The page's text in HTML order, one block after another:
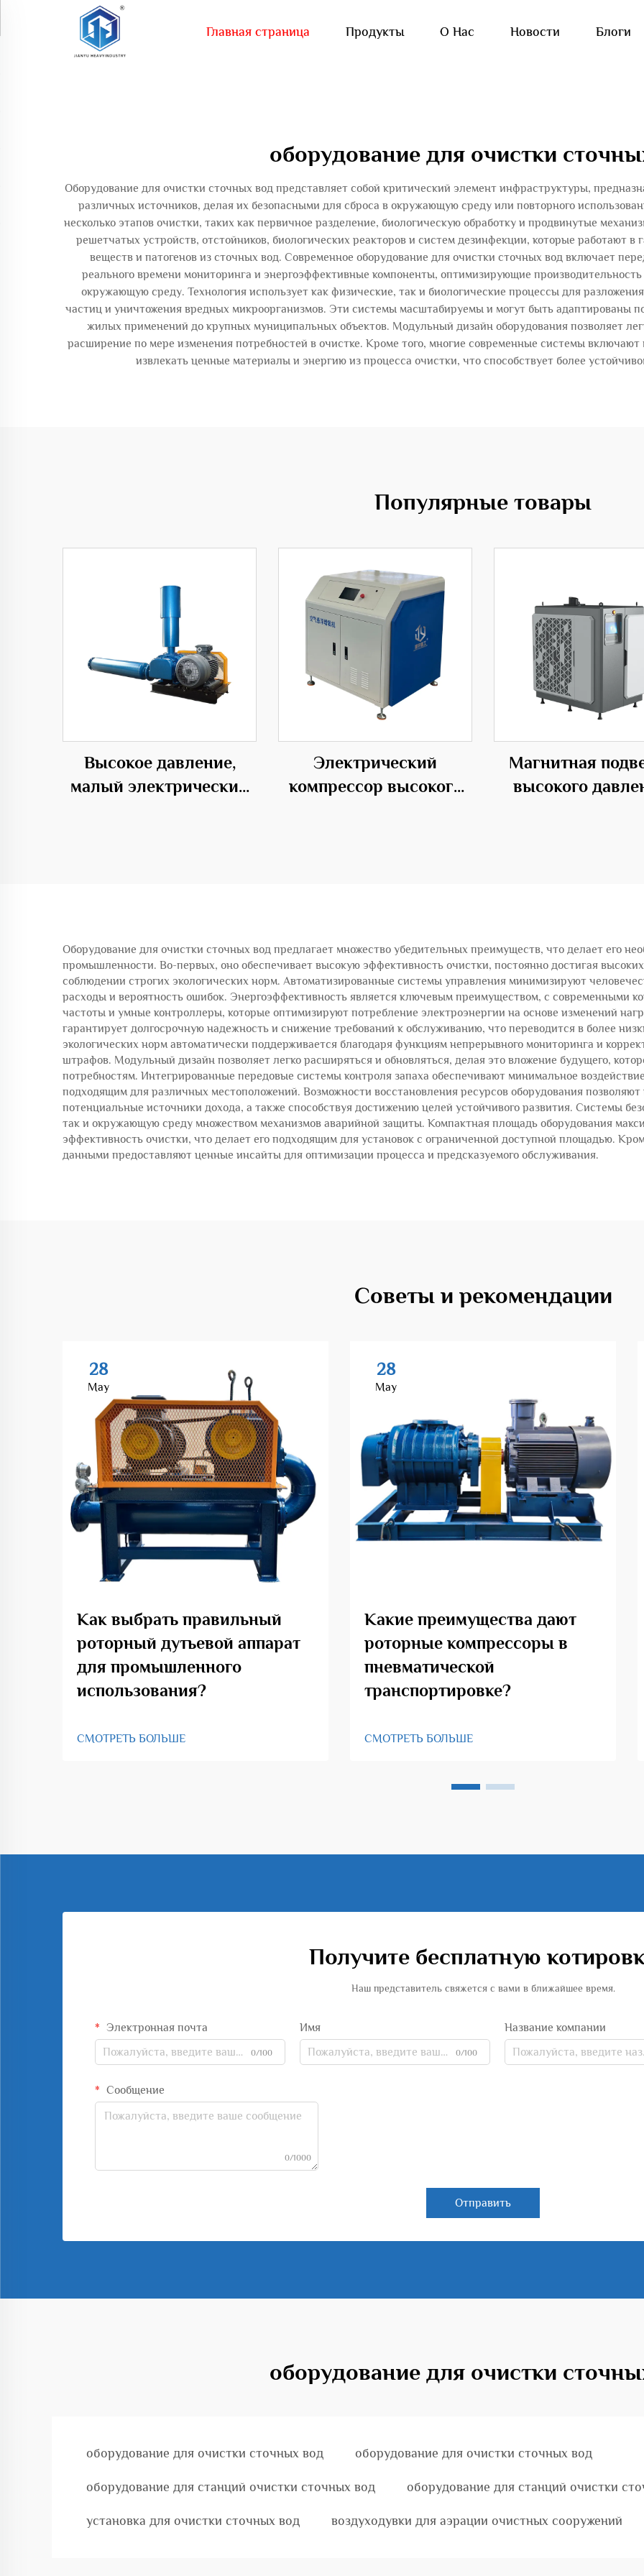
Главная страница Продукты О Нас Новости Блоги
оборудование для очистки
Оборудование для очистки сточных вод представляет собой критический элемент инфраструктуры,
различных источников, делая их безопасными для сброса в окружающую среду или повторного
несколько этапов очистки, таких как первичное разделение, биологическую обработку и продвинутые
решетчатых устройств, отстойников, биологических реакторов и систем дезинфекции, которые работают
веществ и патогенов из сточных вод. Современное оборудование для очистки сточных вод включает
реального времени мониторинга и энергоэффективные компоненты, оптимизирующие
окружающую среду. Технология использует как физические, так и биологические процессы для
частиц и уничтожения вредных микроорганизмов. Эти системы масштабируемы и могут быть адаптированы
жилых применений до крупных муниципальных объектов. Модульный дизайн оборудования позволяет
расширение по мере изменения потребностей в очистке. Кроме того, многие современные системы включают
извлекать ценные материалы и энергию из процесса очистки, что способствует более
Популярные товары
Высокое давление,
малый электрический
Электрический
компрессор высокого
Магнитная
высокого
Оборудование для очистки сточных вод предлагает множество убедительных преимуществ, что делает его
промышленности. Во-первых, оно обеспечивает высокую эффективность очистки, постоянно достигая
соблюдении строгих экологических норм. Автоматизированные системы управления минимизируют
расходы и вероятность ошибок. Энергоэффективность является ключевым преимуществом, с современными
частоты и умные контроллеры, которые оптимизируют потребление электроэнергии на основе изменений
гарантирует долгосрочную надежность и снижение требований к обслуживанию, что переводится в более
экологических норм автоматически поддерживается благодаря функциям непрерывного мониторинга и
штрафов. Модульный дизайн позволяет легко расширяться и обновляться, делая это вложение будущего,
потребностям. Интегрированные передовые системы контроля запаха обеспечивают минимальное
подходящим для различных местоположений. Возможности восстановления ресурсов оборудования
потенциальные источники дохода, а также способствуя достижению целей устойчивого развития. Системы
так и окружающую среду множеством механизмов аварийной защиты. Компактная площадь оборудования
эффективность очистки, что делает его подходящим для установок с ограниченной доступной площадью.
данными предоставляют ценные инсайты для оптимизации процесса и предсказуемого обслуживания.
Советы и рекомендации
28
May
Как выбрать правильный
роторный дутьевой аппарат
для промышленного
использования?
СМОТРЕТЬ БОЛЬШЕ
28
May
Какие преимущества дают
роторные компрессоры в
пневматической
транспортировке?
СМОТРЕТЬ БОЛЬШЕ
Получите бесплатную
Наш представитель свяжется с вами в ближайшее время.
Электронная почта
0/100
Имя
0/100
Название компании
Сообщение
0/1000
Отправить
оборудование для очистки
оборудование для очистки сточных вод оборудование для очистки сточных вод
оборудование для станций очистки сточных вод оборудование для станций очистки
установка для очистки сточных вод воздуходувки для аэрации очистных сооружений